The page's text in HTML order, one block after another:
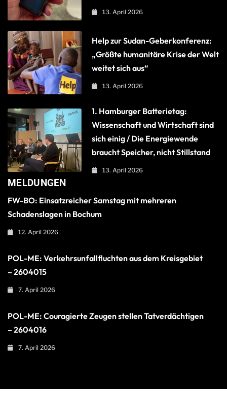
13. April 2026
Help zur Sudan-Geberkonferenz:
„Größte humanitäre Krise der Welt
weitet sich aus“
13. April 2026
1. Hamburger Batterietag:
Wissenschaft und Wirtschaft sind
sich einig / Die Energiewende
braucht Speicher, nicht Stillstand
13. April 2026
MELDUNGEN
FW-BO: Einsatzreicher Samstag mit mehreren
Schadenslagen in Bochum
12. April 2026
POL-ME: Verkehrsunfallfluchten aus dem Kreisgebiet
– 2604015
7. April 2026
POL-ME: Couragierte Zeugen stellen Tatverdächtigen
– 2604016
7. April 2026